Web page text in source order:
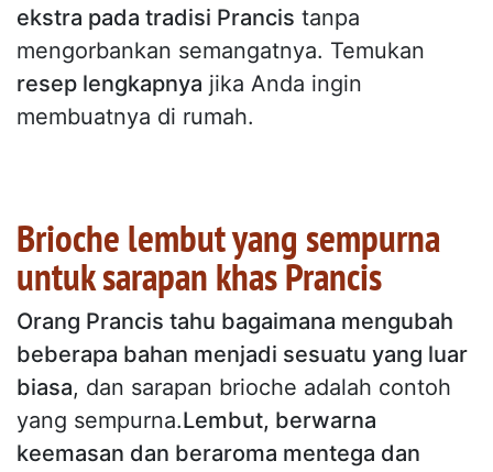
ekstra pada tradisi Prancis tanpa
mengorbankan semangatnya. Temukan
resep lengkapnya jika Anda ingin
membuatnya di rumah.
Brioche lembut yang sempurna
untuk sarapan khas Prancis
Orang Prancis tahu bagaimana mengubah
beberapa bahan menjadi sesuatu yang luar
biasa, dan sarapan brioche adalah contoh
yang sempurna.Lembut, berwarna
keemasan dan beraroma mentega dan